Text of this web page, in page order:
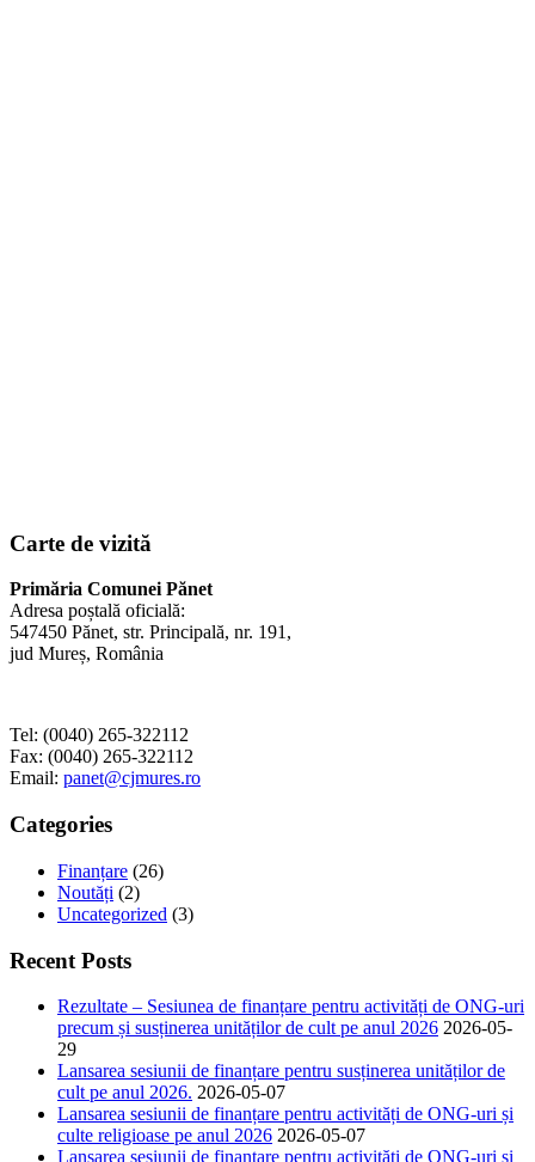
Carte de vizită
Primăria Comunei Pănet
Adresa poștală oficială:
547450 Pănet, str. Principală, nr. 191,
jud Mureș, România
Tel: (0040) 265-322112
Fax: (0040) 265-322112
Email: panet@cjmures.ro
Categories
Finanțare (26)
Noutăți (2)
Uncategorized (3)
Recent Posts
Rezultate – Sesiunea de finanțare pentru activități de ONG-uri
precum și susținerea unităților de cult pe anul 2026 2026-05-
29
Lansarea sesiunii de finanțare pentru susținerea unităților de
cult pe anul 2026. 2026-05-07
Lansarea sesiunii de finanțare pentru activități de ONG-uri și
culte religioase pe anul 2026 2026-05-07
Lansarea sesiunii de finanțare pentru activități de ONG-uri și